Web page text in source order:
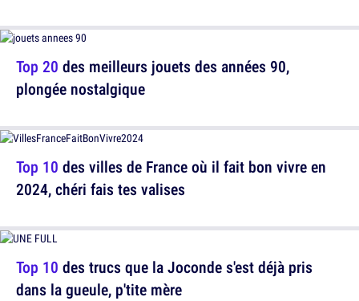
Top 10 des villes de France où il fait bon vivre en
2024, chéri fais tes valises
Top 20 des meilleurs jouets des années 90,
plongée nostalgique
Top 10 des trucs que la Joconde s'est déjà pris
dans la gueule, p'tite mère